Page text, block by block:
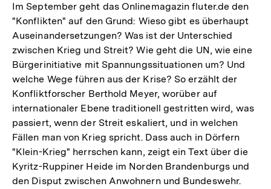
Im September geht das Onlinemagazin fluter.de den
"Konflikten" auf den Grund: Wieso gibt es überhaupt
Auseinandersetzungen? Was ist der Unterschied
zwischen Krieg und Streit? Wie geht die UN, wie eine
Bürgerinitiative mit Spannungssituationen um? Und
welche Wege führen aus der Krise? So erzählt der
Konfliktforscher Berthold Meyer, worüber auf
internationaler Ebene traditionell gestritten wird, was
passiert, wenn der Streit eskaliert, und in welchen
Fällen man von Krieg spricht. Dass auch in Dörfern
"Klein-Krieg" herrschen kann, zeigt ein Text über die
Kyritz-Ruppiner Heide im Norden Brandenburgs und
den Disput zwischen Anwohnern und Bundeswehr.